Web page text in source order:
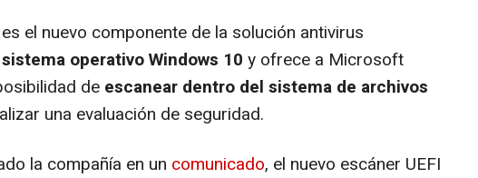
el nuevo componente de la solución antivirus
sistema operativo Windows 10 y ofrece a Microsoft
de escanear dentro del sistema de archivos
una evaluación de seguridad.
la compañía en un comunicado, el nuevo escáner UEFI